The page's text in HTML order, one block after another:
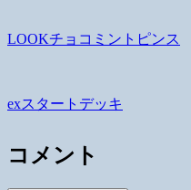
LOOKチョコミントピンス
exスタートデッキ
コメント